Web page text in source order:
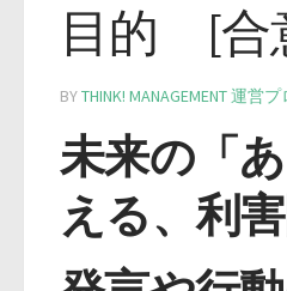
目的 [合
BYTHINK! MANAGEMENT 運営
未来の「
える、利